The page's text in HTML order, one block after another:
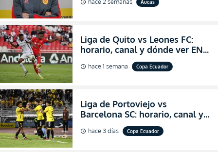
de Aucas
schedule Aucas
Liga de Quito vs Leones FC:
horario, canal y dónde ver EN
VIVO los octavos de final de la
Copa Ecuador 2026
schedule hace 1 semana Copa Ecuador
Liga de Portoviejo vs
Barcelona SC: horario, canal y
dónde ver EN VIVO los octavos
de final de la Copa Ecuador
schedule hace 3 días Copa Ecuador